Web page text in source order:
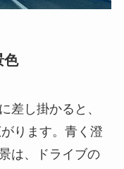
色
差し掛かると、
ります。青く澄
は、ドライブの